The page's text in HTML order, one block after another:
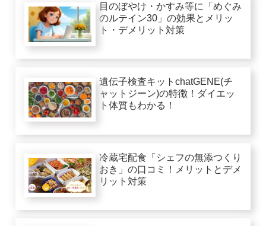
目のぼやけ・かすみ等に「めぐみ
のルテイン30」の効果とメリッ
ト・デメリット対策
遺伝子検査キットchatGENE(チ
ャットジーン)の特徴！ダイエッ
ト体質もわかる！
冷蔵宅配食「シェフの無添つくり
おき」の口コミ！メリットとデメ
リット対策